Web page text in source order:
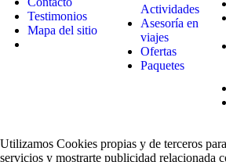
Testimonios
Mapa del sitio
Actividades
Asesoría en
viajes
Ofertas
Paquetes
Utilizamos Cookies propias y de terceros
servicios y mostrarte publicidad relacionada